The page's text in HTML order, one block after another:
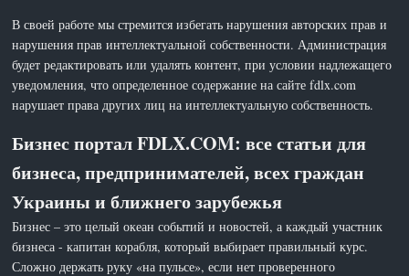
В своей работе мы стремится избегать нарушения авторских прав и
нарушения прав интеллектуальной собственности. Администрация
будет редактировать или удалять контент, при условии надлежащего
уведомления, что определенное содержание на сайте fdlx.com
нарушает права других лиц на интеллектуальную собственность.
Бизнес портал FDLX.COM: все статьи для
бизнеса, предпринимателей, всех граждан
Украины и ближнего зарубежья
Бизнес – это целый океан событий и новостей, а каждый участник
бизнеса - капитан корабля, который выбирает правильный курс.
Сложно держать руку «на пульсе», если нет проверенного